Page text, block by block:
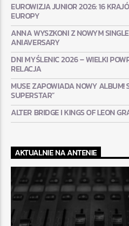
EUROWIZJA JUNIOR 2026: 16
EUROPY
ANNA WYSZKONI Z NOWYM
ANIAVERSARY
DNI MYŚLENIC 2026 – WIELKI
RELACJA
MUSE ZAPOWIADA NOWY ALBUM!
SUPERSTAR”
ALTER BRIDGE I KINGS OF LEON
AKTUALNIE NA ANTENIE